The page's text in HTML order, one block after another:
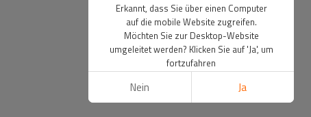
Erkannt, dass Sie über einen Computer
auf die mobile Website zugreifen.
Möchten Sie zur Desktop-Website
umgeleitet werden? Klicken Sie auf 'Ja', um
fortzufahren
Nein Ja